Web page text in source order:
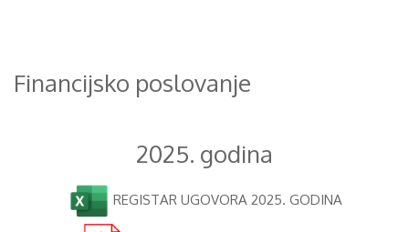
Financijsko poslovanje
2025. godina
REGISTAR UGOVORA 2025. GODINA